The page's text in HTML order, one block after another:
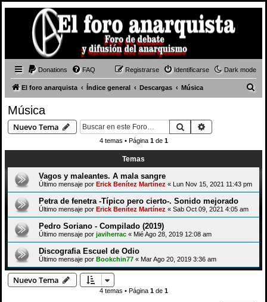
Dark mode
Donations FAQ Identificarse
Registrarse
El foro anarquista Índice general Descargas Música
Música
Nuevo Tema Buscar
4 temas • Página 1de 1
Temas
Vagos y maleantes. A mala sangre
Último mensaje por Erick Benítez Martínez « Lun Nov 15, 2021 11:43 pm
Petra de fenetra -Típico pero cierto-. Sonido mejorado
Último mensaje por Erick Benítez Martínez « Sab Oct 09, 2021 4:05 am
Pedro Soriano - Compilado (2019)
Último mensaje por javiherrac « Mié Ago 28, 2019 12:08 am
Discografia Escuel de Odio
Último mensaje por Bookchin77 « Mar Ago 20, 2019 3:36 am
Nuevo Tema
4 temas • Página 1de 1